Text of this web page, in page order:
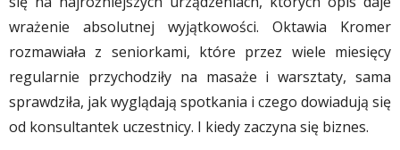
wrażenie absolutnej wyjątkowości. Oktawia Kromer
rozmawiała z seniorkami, które przez wiele miesięcy
regularnie przychodziły na masaże i warsztaty, sama
sprawdziła, jak wyglądają spotkania i czego dowiadują się
od konsultantek uczestnicy. I kiedy zaczyna się biznes.